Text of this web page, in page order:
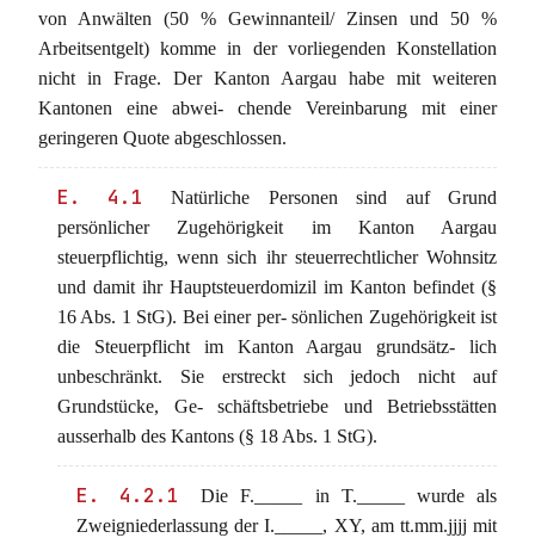
von Anwälten (50 % Gewinnanteil/ Zinsen und 50 %
Arbeitsentgelt) komme in der vorliegenden Konstellation
nicht in Frage. Der Kanton Aargau habe mit weiteren
Kantonen eine abwei- chende Vereinbarung mit einer
geringeren Quote abgeschlossen.
E. 4.1
Natürliche Personen sind auf Grund
persönlicher Zugehörigkeit im Kanton Aargau
steuerpflichtig, wenn sich ihr steuerrechtlicher Wohnsitz
und damit ihr Hauptsteuerdomizil im Kanton befindet (§
16 Abs. 1 StG). Bei einer per- sönlichen Zugehörigkeit ist
die Steuerpflicht im Kanton Aargau grundsätz- lich
unbeschränkt. Sie erstreckt sich jedoch nicht auf
Grundstücke, Ge- schäftsbetriebe und Betriebsstätten
ausserhalb des Kantons (§ 18 Abs. 1 StG).
E. 4.2.1
Die F._____ in T._____ wurde als
Zweigniederlassung der I._____, XY, am tt.mm.jjjj mit